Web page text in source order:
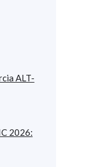
ALT-
2026: